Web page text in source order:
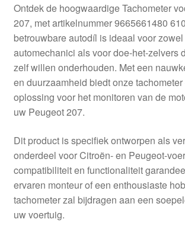
Contact
Kassa
Klachten
Klachtenprocedure
Levering
Mijn account
Over ons
Ontdek de hoogwaardige Tachometer
207, met artikelnummer 9665661480
betrouwbare autodíl is ideaal voor
automechanici als voor doe-het-zelvers
zelf willen onderhouden. Met een
en duurzaamheid biedt onze
oplossing voor het monitoren van de
uw Peugeot 207.
Dit product is specifiek ontworpen als
onderdeel voor Citroën- en Peugeot-
compatibiliteit en functionaliteit
ervaren monteur of een enthousiaste
tachometer zal bijdragen aan een
uw voertuig.